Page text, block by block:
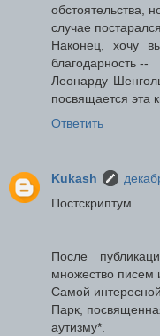
обстоятельства,
случае
Наконец, хочу
благодарность --
Леонарду
посвящается эта
Ответить
Kukash
Постскриптум
После
множество писем
Самой
Парк,
аутизму*.